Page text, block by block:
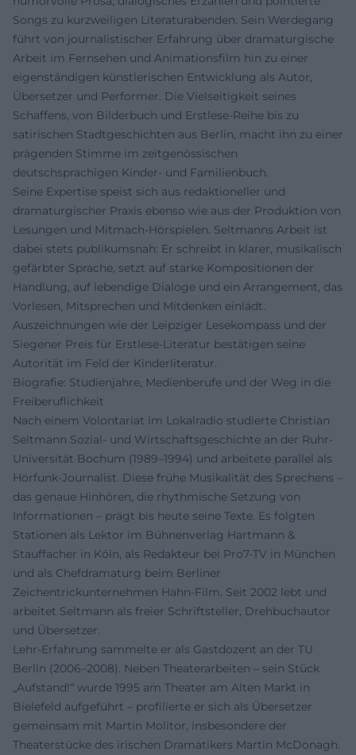
Songs zu kurzweiligen Literaturabenden. Sein Werdegang
führt von journalistischer Erfahrung über dramaturgische
Arbeit im Fernsehen und Animationsfilm hin zu einer
eigenständigen künstlerischen Entwicklung als Autor,
Übersetzer und Performer. Die Vielseitigkeit seines
Schaffens, von Bilderbuch und Erstlese-Reihe bis zu
satirischen Stadtgeschichten aus Berlin, macht ihn zu einer
prägenden Stimme im zeitgenössischen
deutschsprachigen Kinder- und Familienbuch.
Seine Expertise speist sich aus redaktioneller und
dramaturgischer Praxis ebenso wie aus der Produktion von
Lesungen und Mitmach-Hörspielen. Seltmanns Arbeit ist
dabei stets publikumsnah: Er schreibt in klarer, musikalisch
gefärbter Sprache, setzt auf starke Kompositionen der
Handlung, auf lebendige Dialoge und ein Arrangement, das
Vorlesen, Mitsprechen und Mitdenken einlädt.
Auszeichnungen wie der Leipziger Lesekompass und der
Siegener Preis für Erstlese-Literatur bestätigen seine
Autorität im Feld der Kinderliteratur.
Biografie: Studienjahre, Medienberufe und der Weg in die
Freiberuflichkeit
Nach einem Volontariat im Lokalradio studierte Christian
Seltmann Sozial- und Wirtschaftsgeschichte an der Ruhr-
Universität Bochum (1989–1994) und arbeitete parallel als
Hörfunk-Journalist. Diese frühe Musikalität des Sprechens –
das genaue Hinhören, die rhythmische Setzung von
Informationen – prägt bis heute seine Texte. Es folgten
Stationen als Lektor im Bühnenverlag Hartmann &
Stauffacher in Köln, als Redakteur bei Pro7-TV in München
und als Chefdramaturg beim Berliner
Zeichentrickunternehmen Hahn-Film. Seit 2002 lebt und
arbeitet Seltmann als freier Schriftsteller, Drehbuchautor
und Übersetzer.
Lehr-Erfahrung sammelte er als Gastdozent an der TU
Berlin (2006–2008). Neben Theaterarbeiten – sein Stück
„Aufstand!“ wurde 1995 am Theater am Alten Markt in
Bielefeld aufgeführt – profilierte er sich als Übersetzer
gemeinsam mit Martin Molitor, insbesondere der
Theaterstücke des irischen Dramatikers Martin McDonagh.